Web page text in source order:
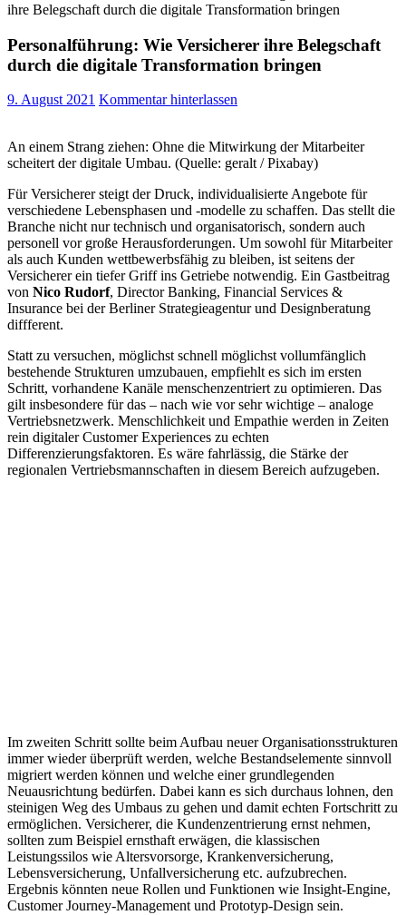
ihre Belegschaft durch die digitale Transformation bringen
Personalführung: Wie Versicherer ihre Belegschaft
durch die digitale Transformation bringen
9. August 2021 Kommentar hinterlassen
An einem Strang ziehen: Ohne die Mitwirkung der Mitarbeiter
scheitert der digitale Umbau. (Quelle: geralt / Pixabay)
Für Versicherer steigt der Druck, individualisierte Angebote für
verschiedene Lebensphasen und -modelle zu schaffen. Das stellt die
Branche nicht nur technisch und organisatorisch, sondern auch
personell vor große Herausforderungen. Um sowohl für Mitarbeiter
als auch Kunden wettbewerbsfähig zu bleiben, ist seitens der
Versicherer ein tiefer Griff ins Getriebe notwendig. Ein Gastbeitrag
von Nico Rudorf, Director Banking, Financial Services &
Insurance bei der Berliner Strategieagentur und Designberatung
diffferent.
Statt zu versuchen, möglichst schnell möglichst vollumfänglich
bestehende Strukturen umzubauen, empfiehlt es sich im ersten
Schritt, vorhandene Kanäle menschenzentriert zu optimieren. Das
gilt insbesondere für das – nach wie vor sehr wichtige – analoge
Vertriebsnetzwerk. Menschlichkeit und Empathie werden in Zeiten
rein digitaler Customer Experiences zu echten
Differenzierungsfaktoren. Es wäre fahrlässig, die Stärke der
regionalen Vertriebsmannschaften in diesem Bereich aufzugeben.
Im zweiten Schritt sollte beim Aufbau neuer Organisationsstrukturen
immer wieder überprüft werden, welche Bestandselemente sinnvoll
migriert werden können und welche einer grundlegenden
Neuausrichtung bedürfen. Dabei kann es sich durchaus lohnen, den
steinigen Weg des Umbaus zu gehen und damit echten Fortschritt zu
ermöglichen. Versicherer, die Kundenzentrierung ernst nehmen,
sollten zum Beispiel ernsthaft erwägen, die klassischen
Leistungssilos wie Altersvorsorge, Krankenversicherung,
Lebensversicherung, Unfallversicherung etc. aufzubrechen.
Ergebnis könnten neue Rollen und Funktionen wie Insight-Engine,
Customer Journey-Management und Prototyp-Design sein.